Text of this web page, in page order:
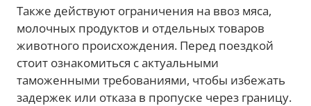
Также действуют ограничения на ввоз мяса,
молочных продуктов и отдельных товаров
животного происхождения. Перед поездкой
стоит ознакомиться с актуальными
таможенными требованиями, чтобы избежать
задержек или отказа в пропуске через границу.